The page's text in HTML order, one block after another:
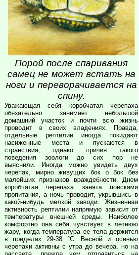
Порой после спаривания
самец не может встать на
ноги и переворачивается на
спину.
Уважающая себя коробчатая черепаха
обязательно занимает небольшой
домашний участок и почти всю жизнь
проводит в своих владениях. Правда,
отдельные рептилии иногда покидают
насиженные места и пускаются в
странствия, однако причин такого
поведения зоологи до сих пор не
выяснили. Иногда можно увидеть двух
черепах, мирно живущих бок о бок без
малейших признаков враждебности. Днем
коробчатая черепаха занята поисками
пропитания, а ночь проводит, укрывшись в
какой-нибудь мелкой заводи. Жизненная
активность рептилии напрямую зависит от
температуры внешней среды. Наиболее
комфортно она себя чувствует в летнюю
жару, когда температура ее тела держится
в пределах 29-38 °С. Весной и осенью
черепахи активны с утра до вечера, но на